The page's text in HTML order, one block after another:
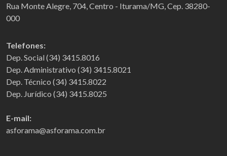
Rua Monte Alegre, 704, Centro - Iturama/MG, Cep. 38280-
000
Telefones:
Dep. Social (34) 3415.8016
Dep. Administrativo (34) 3415.8021
Dep. Técnico (34) 3415.8022
Dep. Jurídico (34) 3415.8025
E-mail:
asforama@asforama.com.br